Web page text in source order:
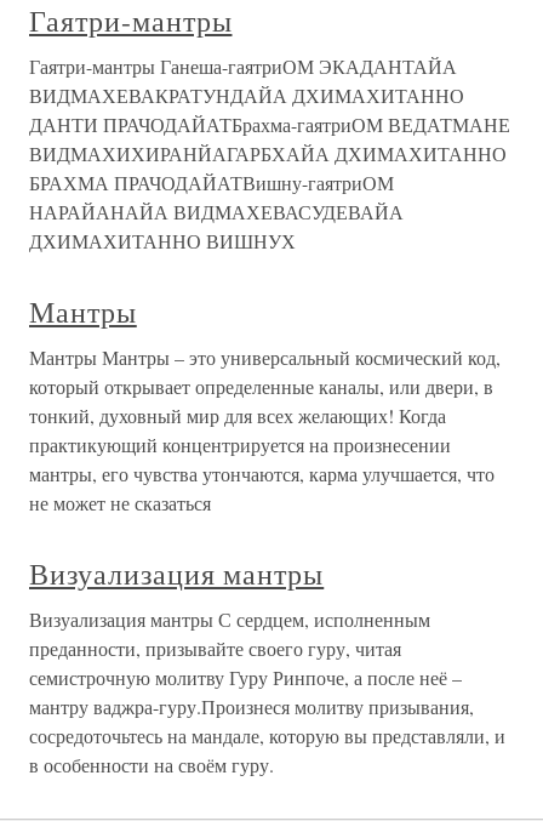
Гаятри-мантры
Гаятри-мантры Ганеша-гаятриОМ ЭКАДАНТАЙА
ВИДМАХЕВАКРАТУНДАЙА ДХИМАХИТАННО
ДАНТИ ПРАЧОДАЙАТБрахма-гаятриОМ ВЕДАТМАНЕ
ВИДМАХИХИРАНЙАГАРБХАЙА ДХИМАХИТАННО
БРАХМА ПРАЧОДАЙАТВишну-гаятриОМ
НАРАЙАНАЙА ВИДМАХЕВАСУДЕВАЙА
ДХИМАХИТАННО ВИШНУХ
Мантры
Мантры Мантры – это универсальный космический код,
который открывает определенные каналы, или двери, в
тонкий, духовный мир для всех желающих! Когда
практикующий концентрируется на произнесении
мантры, его чувства утончаются, карма улучшается, что
не может не сказаться
Визуализация мантры
Визуализация мантры С сердцем, исполненным
преданности, призывайте своего гуру, читая
семистрочную молитву Гуру Ринпоче, а после неё –
мантру ваджра-гуру.Произнеся молитву призывания,
сосредоточьтесь на мандале, которую вы представляли, и
в особенности на своём гуру.